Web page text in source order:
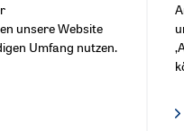
unsere Website
Umfang nutzen.